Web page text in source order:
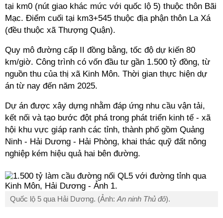
tại km0 (nút giao khác mức với quốc lộ 5) thuộc thôn Bãi
Mạc. Điểm cuối tại km3+545 thuộc địa phận thôn La Xá
(đều thuộc xã Thượng Quận).
Quy mô đường cấp II đồng bằng, tốc độ dự kiến 80
km/giờ. Công trình có vốn đầu tư gần 1.500 tỷ đồng, từ
nguồn thu của thị xã Kinh Môn. Thời gian thực hiện dự
án từ nay đến năm 2025.
Dự án được xây dựng nhằm đáp ứng nhu cầu vận tải,
kết nối và tạo bước đột phá trong phát triển kinh tế - xã
hội khu vực giáp ranh các tỉnh, thành phố gồm Quảng
Ninh - Hải Dương - Hải Phòng, khai thác quỹ đất nông
nghiệp kém hiệu quả hai bên đường.
Quốc lộ 5 qua Hải Dương. (Ảnh: An ninh Thủ đô).